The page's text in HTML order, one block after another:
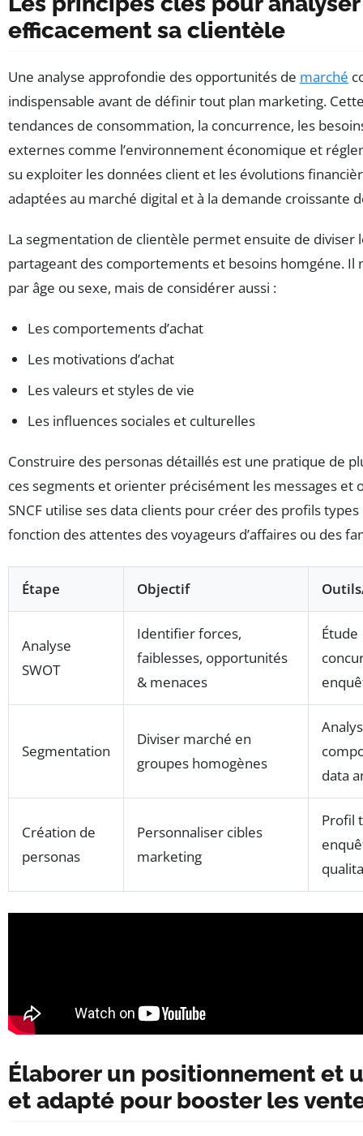
efficacement sa clientèle
Une analyse approfondie des opportunités de marché
indispensable avant de définir tout plan marketing.
tendances de consommation, la concurrence, les
externes comme l’environnement économique et
su exploiter les données client et les évolutions
adaptées au marché digital et à la demande croissante
La segmentation de clientèle permet ensuite de diviser
partageant des comportements et besoins homgéne. Il
par âge ou sexe, mais de considérer aussi :
Les comportements d’achat
Les motivations d’achat
Les valeurs et styles de vie
Les influences sociales et culturelles
Construire des personas détaillés est une pratique de
ces segments et orienter précisément les messages et
SNCF utilise ses data clients pour créer des profils
fonction des attentes des voyageurs d’affaires ou des
Étape Objectif
Analyse
SWOT
Identifier forces,
faiblesses, opportunités
& menaces
Étude
Segmentation
Diviser marché en
groupes homogènes
data
Création de
personas
Personnaliser cibles
marketing
Profil
Élaborer un positionnement et
et adapté pour booster les